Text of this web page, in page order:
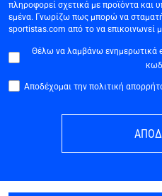
πληροφορεί σχετικά με προϊόντα και
εμένα. Γνωρίζω πως μπορώ να
sportistas.com από το να επικοινωνεί
Θέλω να λαμβάνω ενημερωτικά
Αποδέχομαι την πολιτική